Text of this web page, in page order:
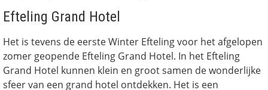
Efteling Grand Hotel
Het is tevens de eerste Winter Efteling voor het afgelopen
zomer geopende Efteling Grand Hotel. In het Efteling
Grand Hotel kunnen klein en groot samen de wonderlijke
sfeer van een grand hotel ontdekken. Het is een